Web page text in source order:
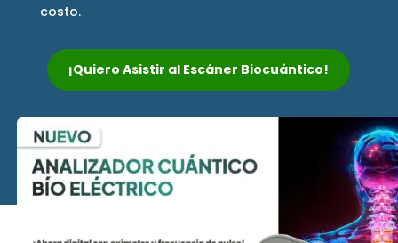
costo.
¡Quiero Asistir al Escáner Biocuántico!